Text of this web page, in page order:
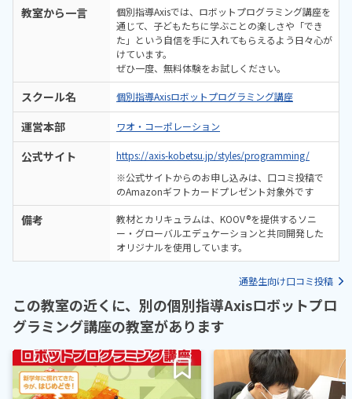
教室から一言
個別指導Axisでは、ロボットプログラミング講座を
通じて、子どもたちに学ぶことの楽しさや「でき
た」という自信を手に入れてもらえるよう日々心が
けています。
ぜひ一度、無料体験をお試しください。
スクール名 個別指導Axisロボットプログラミング講座
運営本部 ワオ・コーポレーション
公式サイト
https://axis-kobetsu.jp/styles/programming/
※公式サイトからのお申し込みは、口コミ投稿で
のAmazonギフトカードプレゼント対象外です
備考
教材とカリキュラムは、KOOV®を提供するソニ
ー・グローバルエデュケーションと共同開発した
オリジナルを使用しています。
通塾生向け口コミ投稿
この教室の近くに、別の個別指導Axisロボットプロ
グラミング講座の教室があります